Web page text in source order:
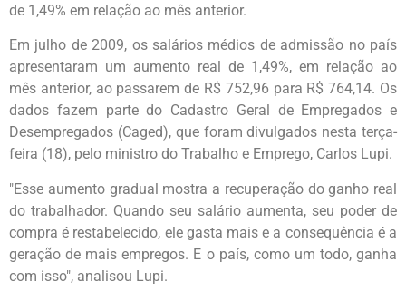
de 1,49% em relação ao mês anterior.
Em julho de 2009, os salários médios de admissão no país
apresentaram um aumento real de 1,49%, em relação ao
mês anterior, ao passarem de R$ 752,96 para R$ 764,14. Os
dados fazem parte do Cadastro Geral de Empregados e
Desempregados (Caged), que foram divulgados nesta terça-
feira (18), pelo ministro do Trabalho e Emprego, Carlos Lupi.
"Esse aumento gradual mostra a recuperação do ganho real
do trabalhador. Quando seu salário aumenta, seu poder de
compra é restabelecido, ele gasta mais e a consequência é a
geração de mais empregos. E o país, como um todo, ganha
com isso", analisou Lupi.